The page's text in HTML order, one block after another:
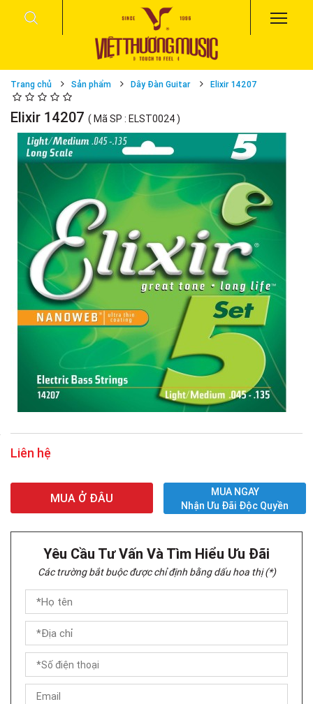
Trang chủ Sản phẩm Dây Đàn Guitar Elixir 14207
Elixir 14207 ( Mã SP : ELST0024 )
Liên hệ
MUA Ở ĐÂU
MUA NGAY
Nhận Ưu Đãi Độc Quyền
Yêu Cầu Tư Vấn Và Tìm Hiểu Ưu Đãi
Các trường bắt buộc được chỉ định bằng dấu hoa thị (*)